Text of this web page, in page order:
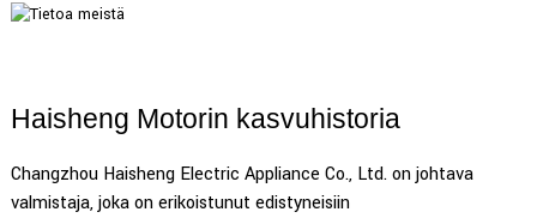
Haisheng Motorin kasvuhistoria
Changzhou Haisheng Electric Appliance Co., Ltd. on johtava
valmistaja, joka on erikoistunut edistyneisiin